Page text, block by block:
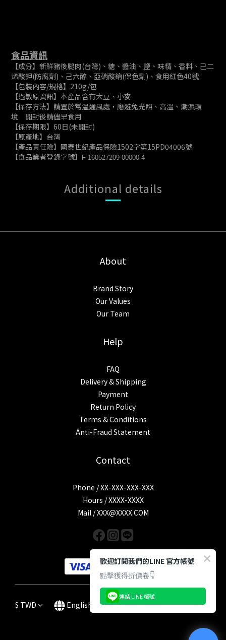
食品資訊
【成分】新鮮豬後腿肉(台灣)、糖、醬油、鹽、味精、香料、己二
烯酸鉀(防腐劑)、己六醇、亞硝酸鈉(保色劑)、食用紅色40號
【包裝內容/規格】210g/包
【過敏原資訊】本產品含有大豆、小麥
【保存方法】請置於常溫通風處，應避免光照、高溫、潮濕環
境 開封後請儘早食用
【保存期限】60日(未開封)
【原產地】台灣
【產品責任險】國泰世紀產品保險1502字第15PD04006號
【食品業者登錄字號】
F-160527209-00000-4
Additional details
About
Brand Story
Our Values
Our Team
Help
FAQ
Delivery & Shipping
Payment
Return Policy
Terms & Conditions
Anti-Fraud Statement
Contact
Phone / XX-XXX-XXX-XXX
Hours / XXXX-XXXX
Mail / XXX@XXXX.COM
$ TWD English
歡迎訂閱我們的LINE 官方帳號
點擊獲得折價卷👇
連結 LINE 帳號